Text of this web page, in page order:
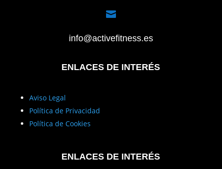

info@activefitness.es
ENLACES DE INTERÉS
Aviso Legal
Política de Privacidad
Política de Cookies
ENLACES DE INTERÉS